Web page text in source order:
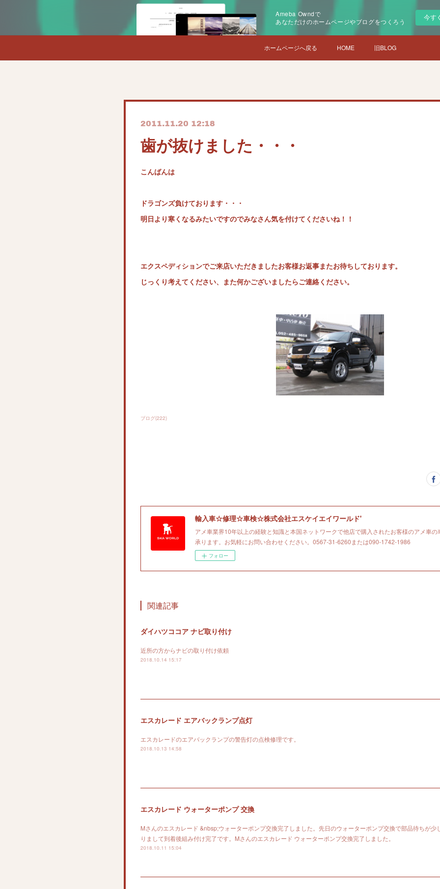
Ameba Owndで
あなただけのホームページやブログをつくろう
今す
ホームページへ戻る HOME 旧BLOG
2011.11.20 12:18
歯が抜けました・・・
こんばんは
ドラゴンズ負けております・・・
明日より寒くなるみたいですのでみなさん気を付けてくださいね！！
エクスペディションでご来店いただきましたお客様お返事またお待ちしております。
じっくり考えてください、また何かございましたらご連絡ください。
ブログ(222)
輸入車☆修理☆車検☆株式会社エスケイエイワールド'
アメ車業界10年以上の経験と知識と本国ネットワークで他店で購入されたお客様のアメ車
承ります。お気軽にお問い合わせください。0567-31-6260または090-1742-1986
フォロー
関連記事
ダイハツココア ナビ取り付け
近所の方からナビの取り付け依頼
2018.10.14 15:17
エスカレード エアバックランプ点灯
エスカレードのエアバックランプの警告灯の点検修理です。
2018.10.13 14:58
エスカレード ウォーターポンプ 交換
Mさんのエスカレード &nbsp;ウォーターポンプ交換完了しました。先日のウォーターポンプ交換で部品待ちが少
りまして到着後組み付け完了です。Mさんのエスカレード ウォーターポンプ交換完了しました。
2018.10.11 15:04